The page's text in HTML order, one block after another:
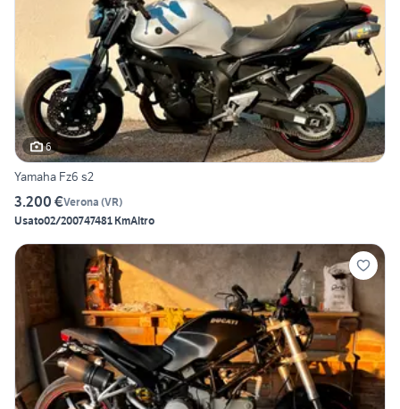
6
Yamaha Fz6 s2
3.200 €Verona (VR)
Usato02/200747481 KmAltro